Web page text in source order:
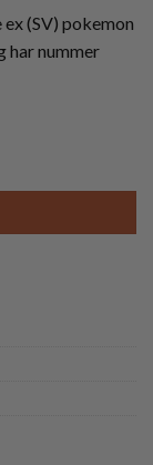
(SV) pokemon
har nummer